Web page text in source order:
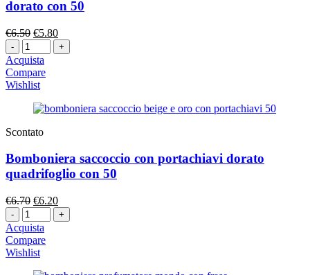
dorato con 50
€6.50 Il
prezzo
originale
era:
€6.50.
€5.80Il
prezzo
attuale
Quantità
Acquista
Compare
Wishlist
Scontato
Bomboniera saccoccio con portachiavi dorato
quadrifoglio con 50
€6.70 Il
prezzo
originale
era:
€6.70.
€6.20Il
prezzo
attuale
Quantità
Acquista
Compare
Wishlist